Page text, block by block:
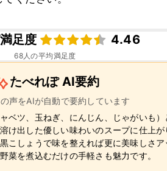
足度 4.46
68人の平均満足度
たべれぽ AI要約
声をAIが自動で要約しています
ベツ、玉ねぎ、にんじん、じゃがいも
け出した優しい味わいのスープに仕上
こしょうで味を整えれば更に美味しさ
菜を煮込むだけの手軽さも魅力です。